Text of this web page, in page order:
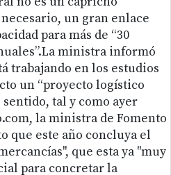
un gran enlace
para más de “30
ministra informó
trabajando en los estudios
un “proyecto logístico
sentido, tal y como ayer
la ministra de Fomento
que este año concluya el
que esta ya "muy
para concretar la